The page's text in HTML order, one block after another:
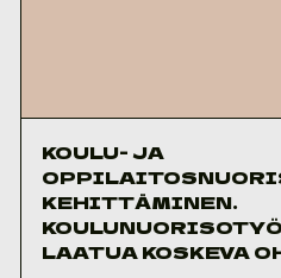
KOULU- JA
KEHITTÄMINEN.
LAATUA KOSKEVA